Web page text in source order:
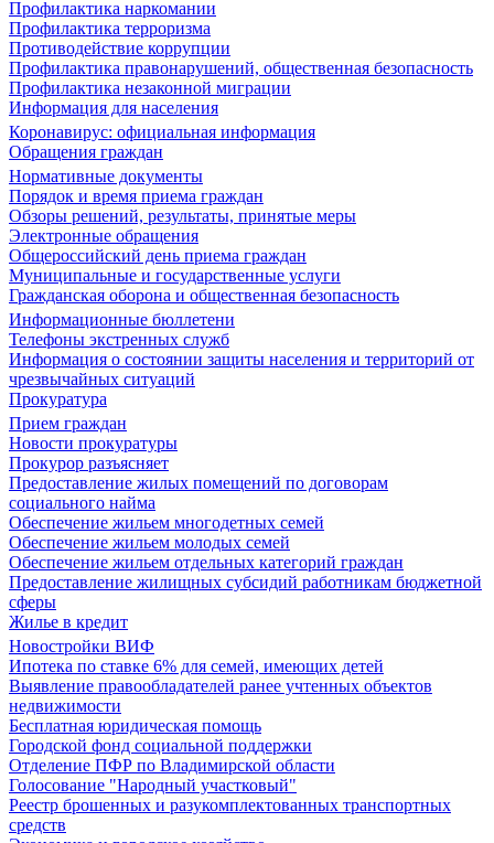
Профилактика наркомании
Профилактика терроризма
Противодействие коррупции
Профилактика правонарушений, общественная безопасность
Профилактика незаконной миграции
Информация для населения
Коронавирус: официальная информация
Обращения граждан
Нормативные документы
Порядок и время приема граждан
Обзоры решений, результаты, принятые меры
Электронные обращения
Общероссийский день приема граждан
Муниципальные и государственные услуги
Гражданская оборона и общественная безопасность
Информационные бюллетени
Телефоны экстренных служб
Информация о состоянии защиты населения и территорий от
чрезвычайных ситуаций
Прокуратура
Прием граждан
Новости прокуратуры
Прокурор разъясняет
Предоставление жилых помещений по договорам
социального найма
Обеспечение жильем многодетных семей
Обеспечение жильем молодых семей
Обеспечение жильем отдельных категорий граждан
Предоставление жилищных субсидий работникам бюджетной
сферы
Жилье в кредит
Новостройки ВИФ
Ипотека по ставке 6% для семей, имеющих детей
Выявление правообладателей ранее учтенных объектов
недвижимости
Бесплатная юридическая помощь
Городской фонд социальной поддержки
Отделение ПФР по Владимирской области
Голосование "Народный участковый"
Реестр брошенных и разукомплектованных транспортных
средств